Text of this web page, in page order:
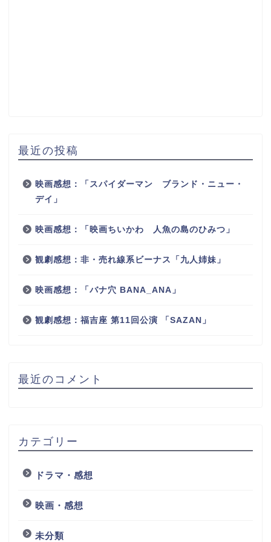
最近の投稿
映画感想：「スパイダーマン ブランド・ニュー・
デイ」
映画感想：「映画ちいかわ 人魚の島のひみつ」
観劇感想：非・売れ線系ビーナス「九人姉妹」
映画感想：「バナ穴 BANA_ANA」
観劇感想：福吉座 第11回公演 「SAZAN」
最近のコメント
カテゴリー
ドラマ・感想
映画・感想
未分類